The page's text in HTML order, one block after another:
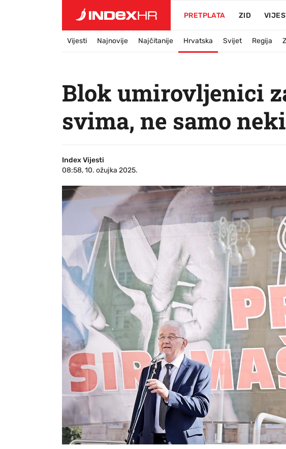
PRETPLATA ZID
Vijesti Najnovije Najčitanije Hrvatska Svijet Regija
Blok umirovljenici
svima, ne samo
Index Vijesti
08:58, 10. ožujka 2025.